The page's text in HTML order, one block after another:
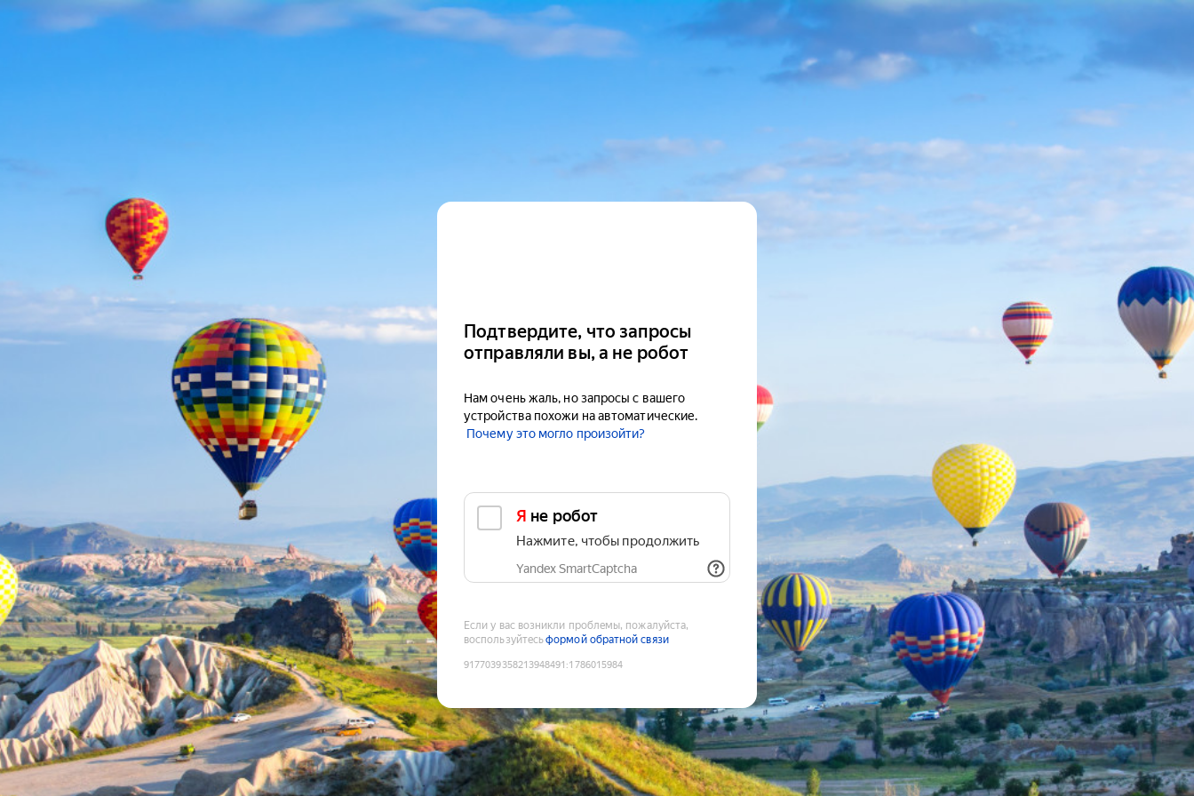
Подтвердите, что запросы
отправляли вы, а не робот
Нам очень жаль, но запросы с вашего
устройства похожи на автоматические.
Почему это могло произойти?
Я не робот
Нажмите, чтобы продолжить
Yandex SmartCaptcha
Если у вас возникли проблемы, пожалуйста,
воспользуйтесьформой обратной связи
9177039358213948491 :1786015984